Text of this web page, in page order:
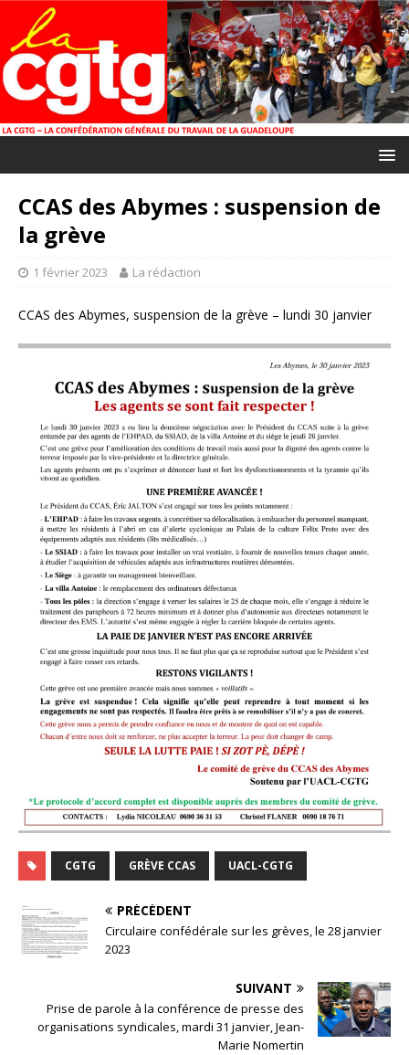
CCAS des Abymes : suspension de
la grève
1 février 2023 La rédaction
CCAS des Abymes, suspension de la grève – lundi 30 janvier
CGTG GRÈVE CCAS UACL-CGTG
PRÉCÉDENT
Circulaire confédérale sur les grèves, le 28 janvier
2023
SUIVANT
Prise de parole à la conférence de presse des
organisations syndicales, mardi 31 janvier, Jean-
Marie Nomertin